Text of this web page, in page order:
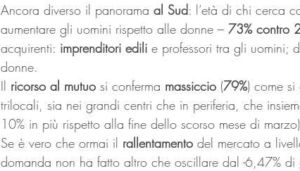
Ancora diverso il panorama al Sud: l’età di chi cerca
aumentare gli uomini rispetto alle donne – 73% contro
acquirenti: imprenditori edili e professori tra gli uomini;
donne.
Il ricorso al mutuo si conferma massiccio (79%) come
trilocali, sia nei grandi centri che in periferia, che
10% in più rispetto alla fine dello scorso mese di
Se è vero che ormai il rallentamento del mercato a
domanda non ha fatto altro che oscillare dal -6,47% di